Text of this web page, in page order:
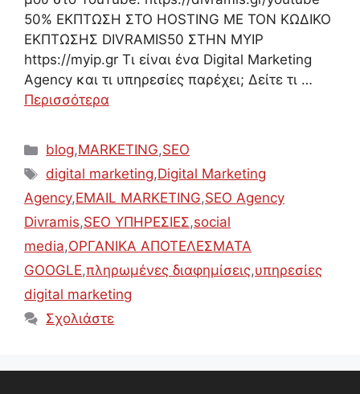
50% ΕΚΠΤΩΣΗ ΣΤΟ HOSTING ΜΕ ΤΟΝ ΚΩΔΙΚΟ
ΕΚΠΤΩΣΗΣ DIVRAMIS50 ΣΤΗΝ MYIP
https://myip.gr Τι είναι ένα Digital Marketing
Agency και τι υπηρεσίες παρέχει; Δείτε τι …
Περισσότερα
Κατηγορίες
blog,MARKETING,SEO
Ετικέτες
digital marketing,Digital Marketing
Agency,EMAIL MARKETING,SEO Agency
Divramis,SEO ΥΠΗΡΕΣΙΕΣ,social
media,ΟΡΓΑΝΙΚΑ ΑΠΟΤΕΛΕΣΜΑΤΑ
GOOGLE,πληρωμένες διαφημίσεις,υπηρεσίες
digital marketing
Σχολιάστε